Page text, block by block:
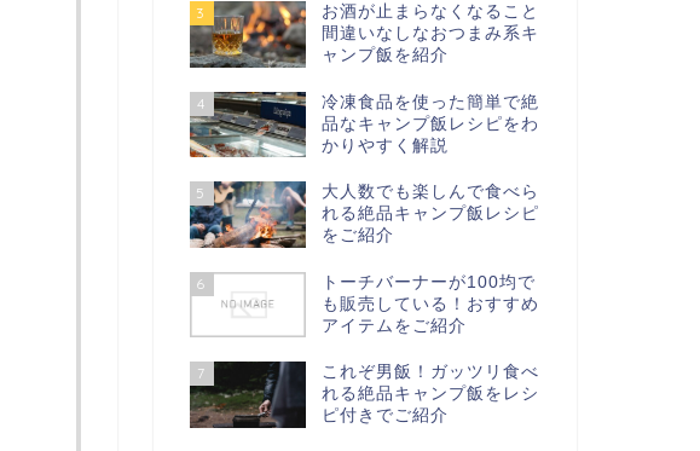
3
お酒が止まらなくなること
間違いなしなおつまみ系キ
ャンプ飯を紹介
4
冷凍食品を使った簡単で絶
品なキャンプ飯レシピをわ
かりやすく解説
5
大人数でも楽しんで食べら
れる絶品キャンプ飯レシピ
をご紹介
6
トーチバーナーが100均で
も販売している！おすすめ
アイテムをご紹介
7
これぞ男飯！ガッツリ食べ
れる絶品キャンプ飯をレシ
ピ付きでご紹介